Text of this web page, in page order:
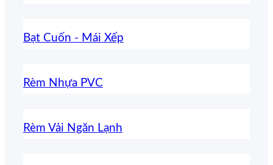
Bạt Cuốn - Mái Xếp
Rèm Nhựa PVC
Rèm Vải Ngăn Lạnh